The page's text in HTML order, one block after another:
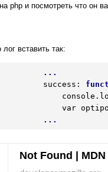
php и посмотреть что он
вставить так:
...
                    success:
...
Not Found | MDN